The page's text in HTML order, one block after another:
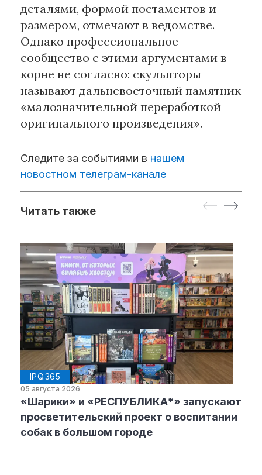
деталями, формой постаментов и
размером, отмечают в ведомстве.
Однако профессиональное
сообщество с этими аргументами в
корне не согласно: скульпторы
называют дальневосточный памятник
«малозначительной переработкой
оригинального произведения».
Следите за событиями в нашем
новостном телеграм-канале
Читать также
IPQ.365
05 августа 2026
«Шарики» и «РЕСПУБЛИКА*» запускают
просветительский проект о воспитании
собак в большом городе